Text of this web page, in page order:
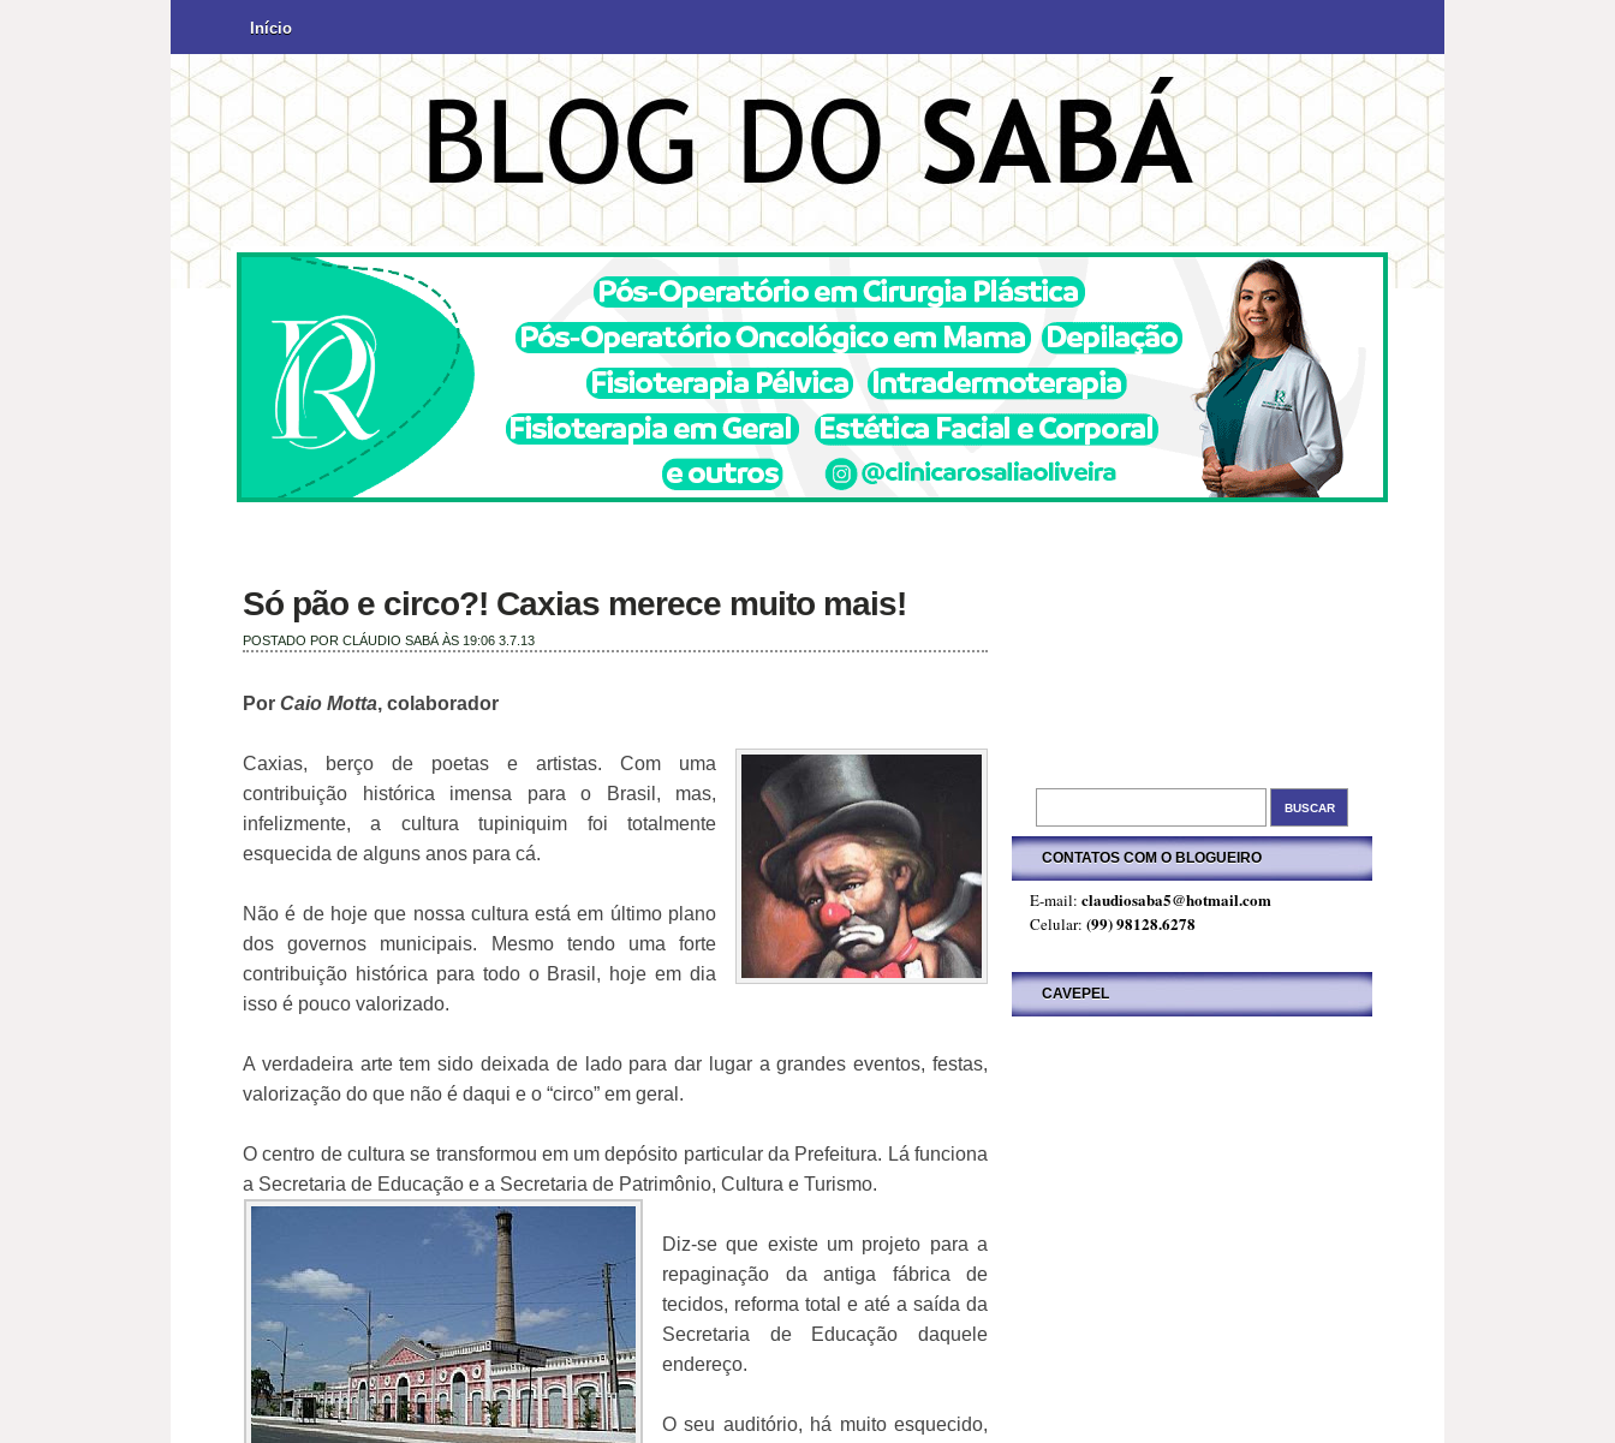
Início
Só pão e circo?! Caxias merece muito mais!
POSTADO POR CLÁUDIO SABÁ ÀS 19:06 3.7.13
Por Caio Motta, colaborador
Caxias, berço de poetas e artistas. Com uma
contribuição histórica imensa para o Brasil, mas,
infelizmente, a cultura tupiniquim foi totalmente
esquecida de alguns anos para cá.
Não é de hoje que nossa cultura está em último plano
dos governos municipais. Mesmo tendo uma forte
contribuição histórica para todo o Brasil, hoje em dia
isso é pouco valorizado.
A verdadeira arte tem sido deixada de lado para dar lugar a grandes eventos, festas,
valorização do que não é daqui e o “circo” em geral.
O centro de cultura se transformou em um depósito particular da Prefeitura. Lá funciona
a Secretaria de Educação e a Secretaria de Patrimônio, Cultura e Turismo.
Diz-se que existe um projeto para a
repaginação da antiga fábrica de
tecidos, reforma total e até a saída da
Secretaria de Educação daquele
endereço.
O seu auditório, há muito esquecido,
CONTATOS COM O BLOGUEIRO
E-mail: claudiosaba5@hotmail.com
Celular: (99) 98128.6278
CAVEPEL